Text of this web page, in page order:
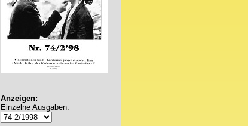
Anzeigen:
Einzelne Ausgaben: